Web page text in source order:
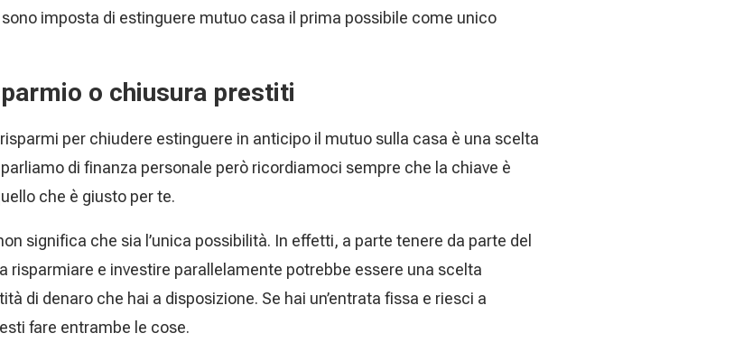
imposta di estinguere mutuo casa il prima possibile come unico
o chiusura prestiti
per chiudere estinguere in anticipo il mutuo sulla casa è una scelta
di finanza personale però ricordiamoci sempre che la chiave è
che è giusto per te.
significa che sia l’unica possibilità. In effetti, a parte tenere da parte del
risparmiare e investire parallelamente potrebbe essere una scelta
di denaro che hai a disposizione. Se hai un’entrata fissa e riesci a
fare entrambe le cose.